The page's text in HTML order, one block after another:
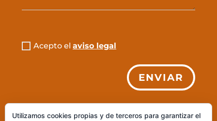
Acepto elaviso legal
ENVIAR
Utilizamos cookies propias y de terceros para garantizar el